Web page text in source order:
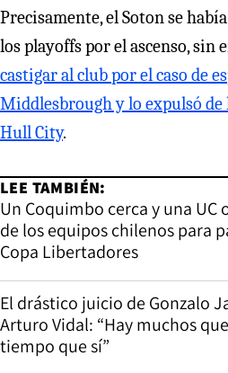
Precisamente, el Soton se
los playoffs por el ascenso, sin
castigar al club por el caso de
Middlesbrough y lo expulsó
Hull City.
LEE TAMBIÉN:
Un Coquimbo cerca y una
de los equipos chilenos para
Copa Libertadores
El drástico juicio de Gonzalo
Arturo Vidal: “Hay muchos
tiempo que sí”